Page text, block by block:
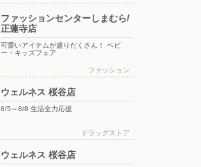
ファッションセンターしまむら/
正蓮寺店
可愛いアイテムが盛りだくさん！ ベビ
ー・キッズフェア
ファッション
ウェルネス 桜谷店
8/5～8/8 生活全力応援
ドラッグストア
ウェルネス 桜谷店